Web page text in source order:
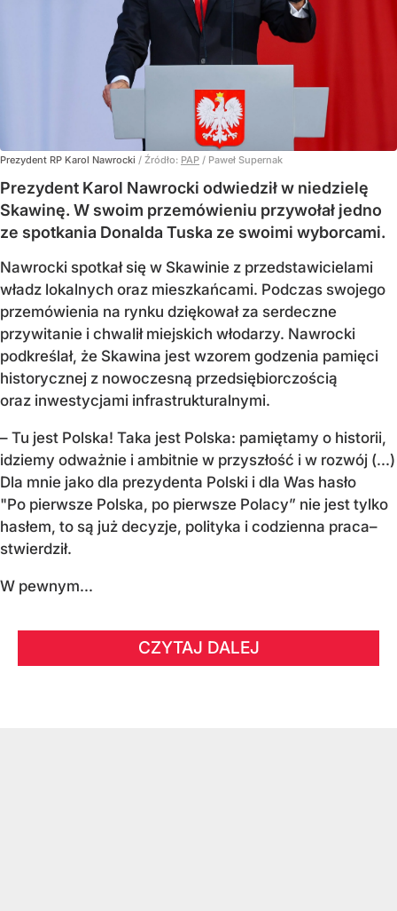
Prezydent RP Karol Nawrocki / Źródło: PAP / Paweł Supernak
Prezydent Karol Nawrocki odwiedził w niedzielę
Skawinę. W swoim przemówieniu przywołał jedno
ze spotkania Donalda Tuska ze swoimi wyborcami.
Nawrocki spotkał się w Skawinie z przedstawicielami
władz lokalnych oraz mieszkańcami. Podczas swojego
przemówienia na rynku dziękował za serdeczne
przywitanie i chwalił miejskich włodarzy. Nawrocki
podkreślał, że Skawina jest wzorem godzenia pamięci
historycznej z nowoczesną przedsiębiorczością
oraz inwestycjami infrastrukturalnymi.
– Tu jest Polska! Taka jest Polska: pamiętamy o historii,
idziemy odważnie i ambitnie w przyszłość i w rozwój (...)
Dla mnie jako dla prezydenta Polski i dla Was hasło
"Po pierwsze Polska, po pierwsze Polacy” nie jest tylko
hasłem, to są już decyzje, polityka i codzienna praca–
stwierdził.
W pewnym...
CZYTAJ DALEJ